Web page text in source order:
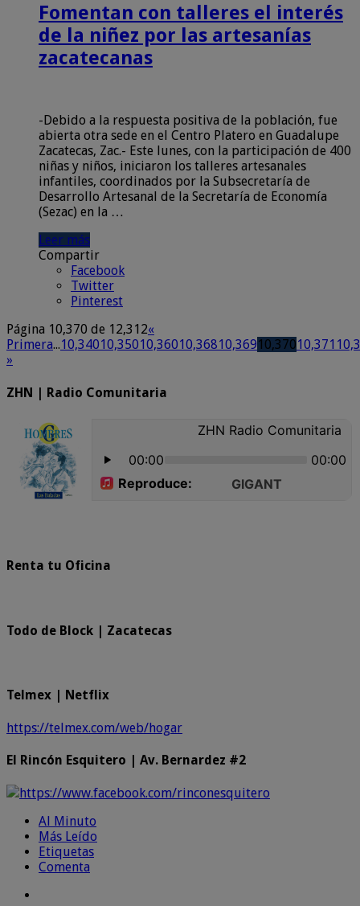
Fomentan con talleres el interés
de la niñez por las artesanías
zacatecanas
-Debido a la respuesta positiva de la población, fue
abierta otra sede en el Centro Platero en Guadalupe
Zacatecas, Zac.- Este lunes, con la participación de 400
niñas y niños, iniciaron los talleres artesanales
infantiles, coordinados por la Subsecretaría de
Desarrollo Artesanal de la Secretaría de Economía
(Sezac) en la …
Leer más
Compartir
Facebook
Twitter
Pinterest
Página 10,370 de 12,312«
Primera...10,34010,35010,36010,36810,36910,37010,371
»
ZHN | Radio Comunitaria
Renta tu Oficina
Todo de Block | Zacatecas
Telmex | Netflix
https://telmex.com/web/hogar
El Rincón Esquitero | Av. Bernardez #2
https://www.facebook.com/rinconesquitero
Al Minuto
Más Leído
Etiquetas
Comenta